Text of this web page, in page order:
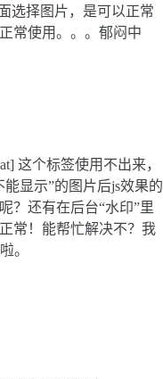
选择图片，是可以正常
常使用。。。郁闷中
这个标签使用不出来，
显示”的图片后js效果的
？还有在后台“水印”里
常！能帮忙解决不？我
。